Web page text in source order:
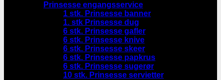
Prinsesse engangsservice
1 stk. Prinsesse banner
1. stk Prinsesse dug
6 stk. Prinsesse gafler
6 stk. Prinsesse knive
6 stk. Prinsesse skeer
6 stk. Prinsesse papkrus
6 stk. Prinsesse sugerør
10 stk. Prinsesse servietter